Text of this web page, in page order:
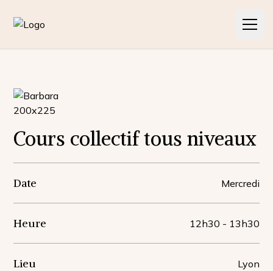
Les cours
Contact
Nos articles
Nos actualités
Cours collectif tous niveaux
Date Mercredi
Heure 12h30 - 13h30
Lieu Lyon